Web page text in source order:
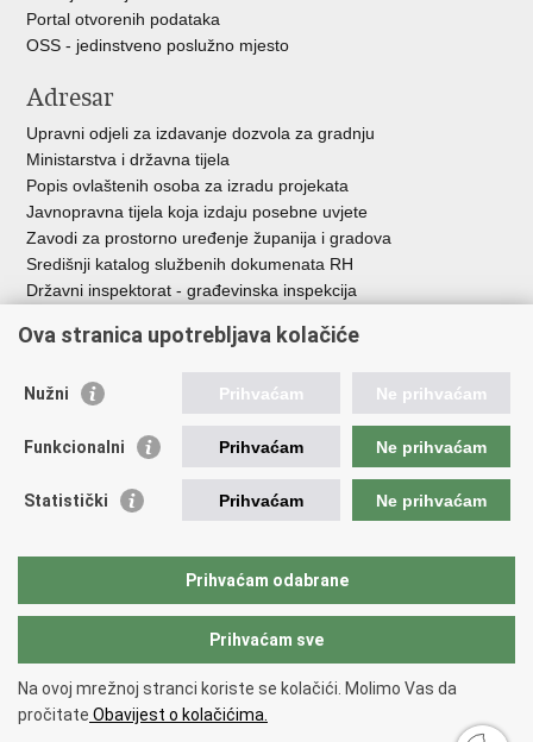
Portal otvorenih podataka
OSS - jedinstveno poslužno mjesto
Adresar
Upravni odjeli za izdavanje dozvola za gradnju
Ministarstva i državna tijela
Popis ovlaštenih osoba za izradu projekata
Javnopravna tijela koja izdaju posebne uvjete
Zavodi za prostorno uređenje županija i gradova
Središnji katalog službenih dokumenata RH
Državni inspektorat - građevinska inspekcija
Vlada Republike Hrvatske
Agencija za pravni promet i posredovanje nekretninama
Fond za zaštitu okoliša i energetsku učinkovitost
Državne nekretnine d.o.o.
Copyright © 2026 Ministarstvo prostornoga uređenja, graditeljstva i
državne imovine.
Uvjeti korištenja.Izjava o pristupačnosti
Ova stranica upotrebljava kolačiće
Nužni Prihvaćam Ne prihvaćam
Funkcionalni Prihvaćam Ne prihvaćam
Statistički Prihvaćam Ne prihvaćam
Prihvaćam odabrane
Prihvaćam sve
Na ovoj mrežnoj stranci koriste se kolačići. Molimo Vas da
pročitate Obavijest o kolačićima.